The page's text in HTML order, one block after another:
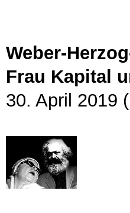
Weber-
Frau Kapital
30. April 2019